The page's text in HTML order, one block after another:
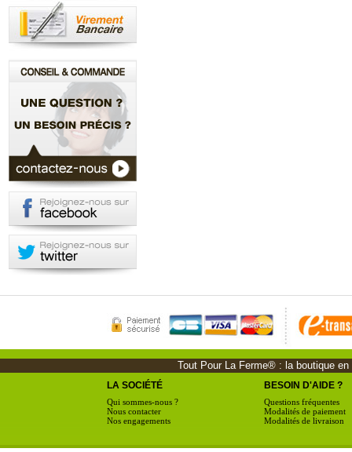
Tout Pour La Ferme® : la boutique
LA SOCIÉTÉ
Qui sommes-nous ?
Nous contacter
Nos engagements
BESOIN D'AIDE ?
Questions fréquentes
Modalités de paiement
Modalités de livraison